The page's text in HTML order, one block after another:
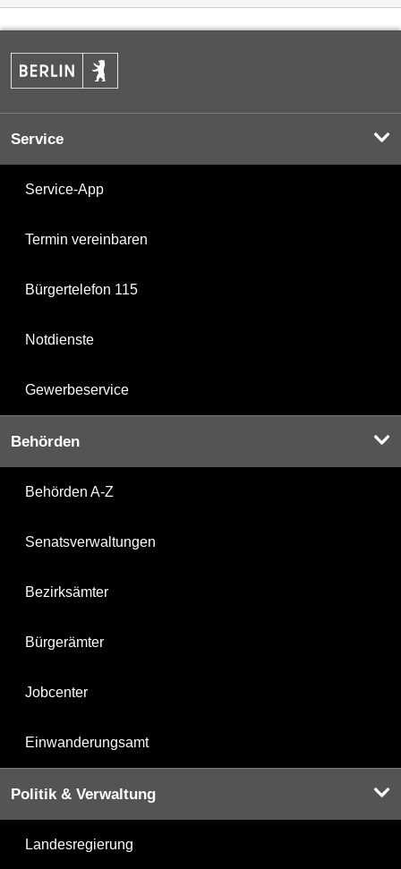
Service
Service-App
Termin vereinbaren
Bürgertelefon 115
Notdienste
Gewerbeservice
Behörden
Behörden A-Z
Senatsverwaltungen
Bezirksämter
Bürgerämter
Jobcenter
Einwanderungsamt
Politik & Verwaltung
Landesregierung